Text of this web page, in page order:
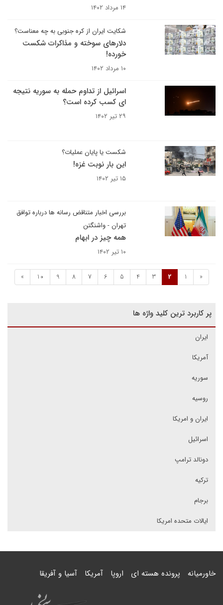
۱۴ مرداد ۱۴۰۲
شکایت ایران از کره جنوبی به چه معناست؟
دلارهای سوخته و مذاکرات شکست
خورده!
۱۰ مرداد ۱۴۰۲
اسرائیل از تداوم حمله به سوریه نتیجه
ای کسب کرده است؟
۲۹ تیر ۱۴۰۲
شکست یا پایان عملیات؟
این بار نوبت غزه!
۱۵ تیر ۱۴۰۲
بررسی اخبار متناقض رسانه ها درباره توافق
تهران - واشنگتن
همه چیز در ابهام
۱۰ تیر ۱۴۰۲
«
1
2
3
4
5
6
7
8
9
10
»
پر کاربرد ترین کلید واژه ها
ایران
آمریکا
سوریه
روسیه
ایران و امریکا
اسرائیل
دونالد ترامپ
ترکیه
برجام
ایالات متحده امریکا
خاورمیانه پرونده هسته ای اروپا آمریکا آسیا و آفریقا